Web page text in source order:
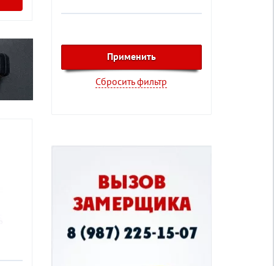
Сбросить фильтр